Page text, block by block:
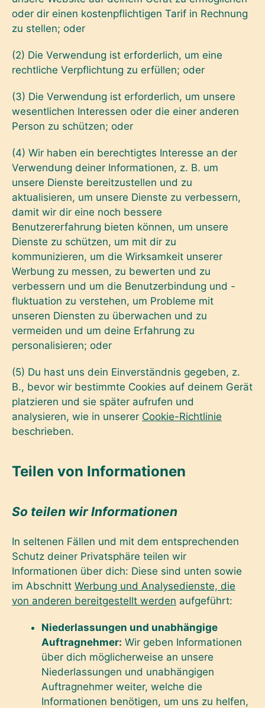
oder dir einen kostenpflichtigen Tarif in Rechnung
zu stellen; oder
(2) Die Verwendung ist erforderlich, um eine
rechtliche Verpflichtung zu erfüllen; oder
(3) Die Verwendung ist erforderlich, um unsere
wesentlichen Interessen oder die einer anderen
Person zu schützen; oder
(4) Wir haben ein berechtigtes Interesse an der
Verwendung deiner Informationen, z. B. um
unsere Dienste bereitzustellen und zu
aktualisieren, um unsere Dienste zu verbessern,
damit wir dir eine noch bessere
Benutzererfahrung bieten können, um unsere
Dienste zu schützen, um mit dir zu
kommunizieren, um die Wirksamkeit unserer
Werbung zu messen, zu bewerten und zu
verbessern und um die Benutzerbindung und -
fluktuation zu verstehen, um Probleme mit
unseren Diensten zu überwachen und zu
vermeiden und um deine Erfahrung zu
personalisieren; oder
(5) Du hast uns dein Einverständnis gegeben, z.
B., bevor wir bestimmte Cookies auf deinem Gerät
platzieren und sie später aufrufen und
analysieren, wie in unserer Cookie-Richtlinie
beschrieben.
Teilen von Informationen
So teilen wir Informationen
In seltenen Fällen und mit dem entsprechenden
Schutz deiner Privatsphäre teilen wir
Informationen über dich: Diese sind unten sowie
im Abschnitt Werbung und Analysedienste, die
von anderen bereitgestellt werden aufgeführt:
Niederlassungen und unabhängige
Auftragnehmer: Wir geben Informationen
über dich möglicherweise an unsere
Niederlassungen und unabhängigen
Auftragnehmer weiter, welche die
Informationen benötigen, um uns zu helfen,